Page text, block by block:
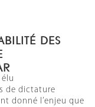
DES
de dictature
donné l’enjeu que